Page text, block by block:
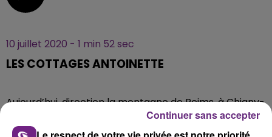
10 juillet 2020 - 1 min 52 sec
LES COTTAGES ANTOINETTE
Aujourd’hui, direction la montagne de Reims, à Chigny-
les-Roses, pour découvrir les cottages Antoinette. A
mi-chemin entre le gîte et la maison d’hôtes, ces
Continuer sans accepter